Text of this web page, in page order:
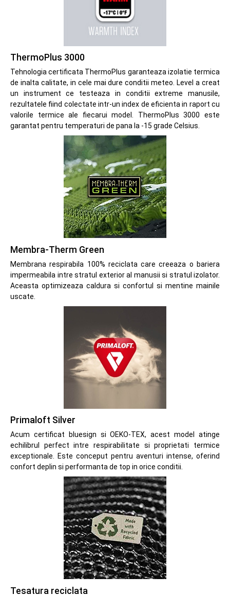
ThermoPlus 3000
Tehnologia certificata ThermoPlus garanteaza izolatie termica
de inalta calitate, in cele mai dure conditii meteo. Level a creat
un instrument ce testeaza in conditii extreme manusile,
rezultatele fiind colectate intr-un index de eficienta in raport cu
valorile termice ale fiecarui model. ThermoPlus 3000 este
garantat pentru temperaturi de pana la -15 grade Celsius.
Membra-Therm Green
Membrana respirabila 100% reciclata care creeaza o bariera
impermeabila intre stratul exterior al manusii si stratul izolator.
Aceasta optimizeaza caldura si confortul si mentine mainile
uscate.
Primaloft Silver
Acum certificat bluesign si OEKO-TEX, acest model atinge
echilibrul perfect intre respirabilitate si proprietati termice
exceptionale. Este conceput pentru aventuri intense, oferind
confort deplin si performanta de top in orice conditii.
Tesatura reciclata